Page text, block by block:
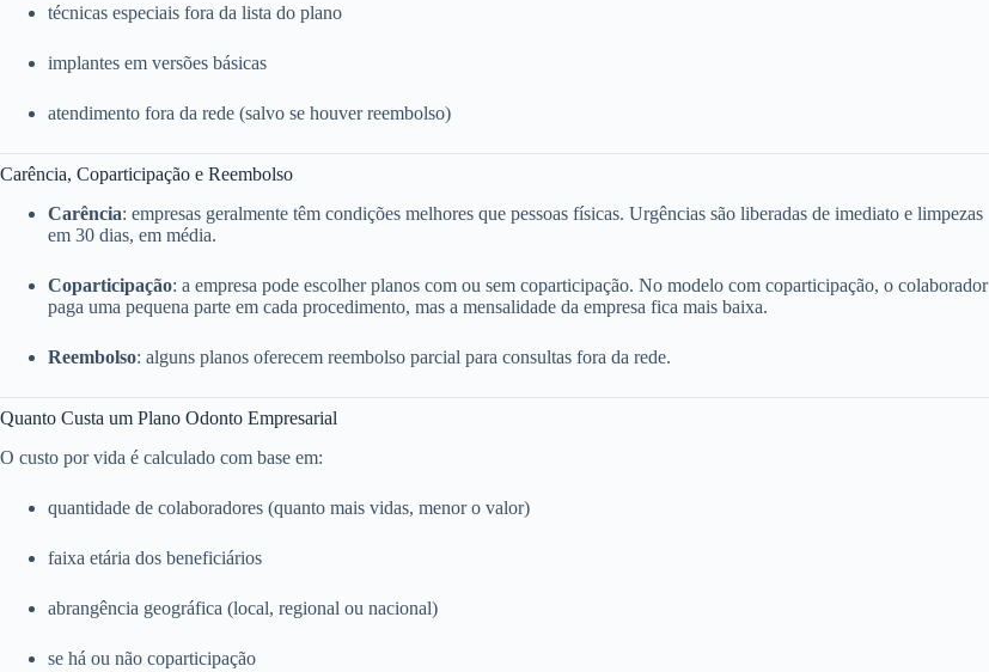
técnicas especiais fora da lista do plano
implantes em versões básicas
atendimento fora da rede (salvo se houver reembolso)
Carência, Coparticipação e Reembolso
Carência: empresas geralmente têm condições melhores que pessoas físicas. Urgências são liberadas de imediato e limpezas
em 30 dias, em média.
Coparticipação: a empresa pode escolher planos com ou sem coparticipação. No modelo com coparticipação, o colaborador
paga uma pequena parte em cada procedimento, mas a mensalidade da empresa fica mais baixa.
Reembolso: alguns planos oferecem reembolso parcial para consultas fora da rede.
Quanto Custa um Plano Odonto Empresarial
O custo por vida é calculado com base em:
quantidade de colaboradores (quanto mais vidas, menor o valor)
faixa etária dos beneficiários
abrangência geográfica (local, regional ou nacional)
se há ou não coparticipação